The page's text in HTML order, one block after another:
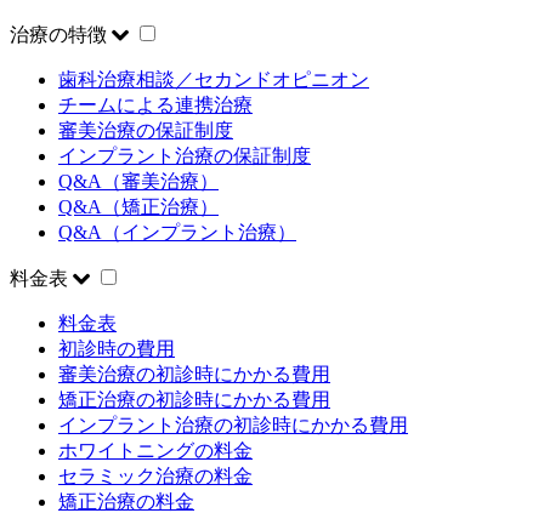
治療の特徴
歯科治療相談／セカンドオピニオン
チームによる連携治療
審美治療の保証制度
インプラント治療の保証制度
Q&A（審美治療）
Q&A（矯正治療）
Q&A（インプラント治療）
料金表
料金表
初診時の費用
審美治療の初診時にかかる費用
矯正治療の初診時にかかる費用
インプラント治療の初診時にかかる費用
ホワイトニングの料金
セラミック治療の料金
矯正治療の料金